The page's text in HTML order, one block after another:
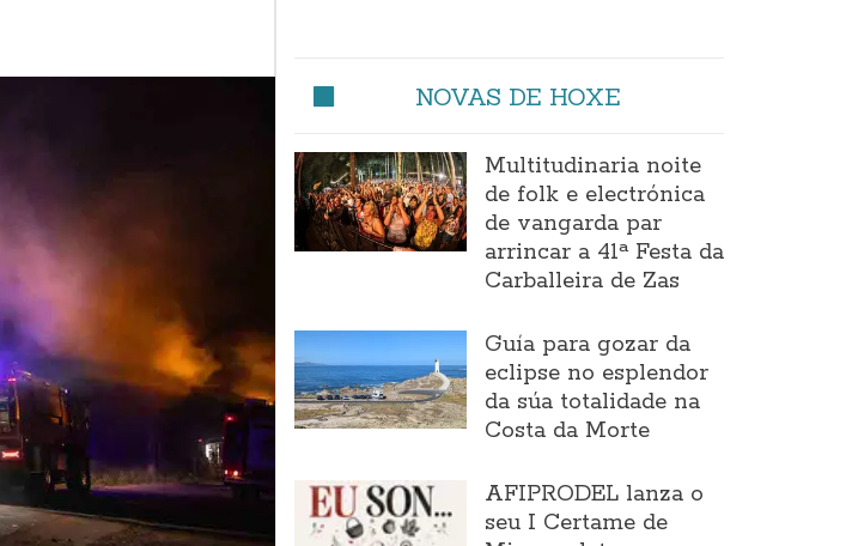
NOVAS DE HOXE
Multitudinaria noite
de folk e electrónica
de vangarda par
arrincar a 41ª Festa da
Carballeira de Zas
Guía para gozar da
eclipse no esplendor
da súa totalidade na
Costa da Morte
AFIPRODEL lanza o
seu I Certame de